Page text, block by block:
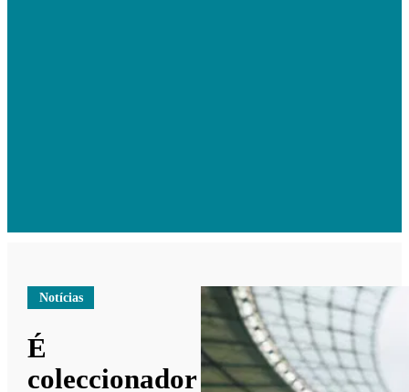
Notícias
É
coleccionador